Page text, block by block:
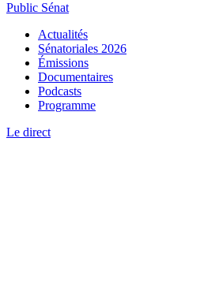
Public Sénat
Actualités
Sénatoriales 2026
Émissions
Documentaires
Podcasts
Programme
Le direct